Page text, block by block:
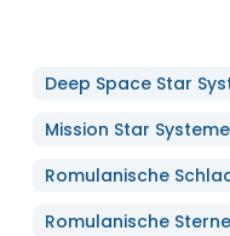
Deep Space Star
Mission Star Systeme
Romulanische
Romulanische